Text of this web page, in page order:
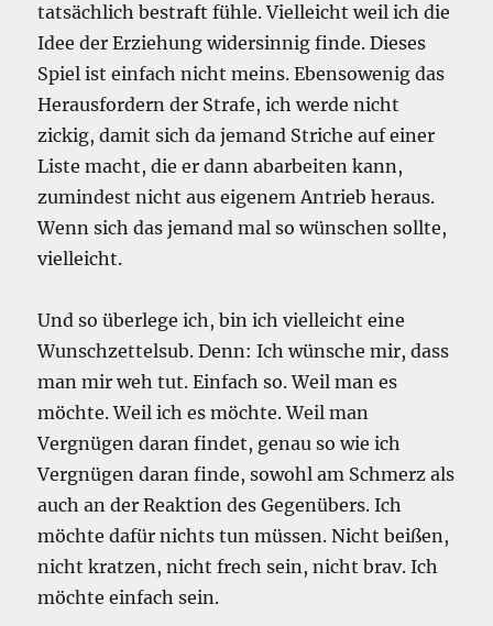
tatsächlich bestraft fühle. Vielleicht weil ich die
Idee der Erziehung widersinnig finde. Dieses
Spiel ist einfach nicht meins. Ebensowenig das
Herausfordern der Strafe, ich werde nicht
zickig, damit sich da jemand Striche auf einer
Liste macht, die er dann abarbeiten kann,
zumindest nicht aus eigenem Antrieb heraus.
Wenn sich das jemand mal so wünschen sollte,
vielleicht.
Und so überlege ich, bin ich vielleicht eine
Wunschzettelsub. Denn: Ich wünsche mir, dass
man mir weh tut. Einfach so. Weil man es
möchte. Weil ich es möchte. Weil man
Vergnügen daran findet, genau so wie ich
Vergnügen daran finde, sowohl am Schmerz als
auch an der Reaktion des Gegenübers. Ich
möchte dafür nichts tun müssen. Nicht beißen,
nicht kratzen, nicht frech sein, nicht brav. Ich
möchte einfach sein.